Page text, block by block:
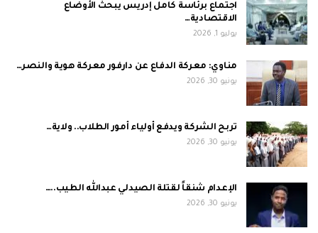
اجتماع برئاسة كامل إدريس يبحث الأوضاع
الاقتصادية…
يوليو 1, 2026
مناوي: معركة الدفاع عن دارفور معركة هوية والنصر…
يونيو 30, 2026
تربح الشركة ويدفع أولياء أمور الطلاب.. ولاية…
يونيو 30, 2026
الإعدام شنقاً لقتلة الصيدلي عبدالله الطيب..…
يونيو 30, 2026